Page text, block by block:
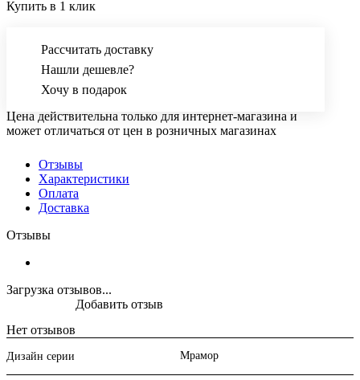
Купить в 1 клик
Рассчитать доставку
Нашли дешевле?
Хочу в подарок
Цена действительна только для интернет-магазина и
может отличаться от цен в розничных магазинах
Отзывы
Характеристики
Оплата
Доставка
Отзывы
Загрузка отзывов...
Нет отзывов
Добавить отзыв
Дизайн серии Мрамор